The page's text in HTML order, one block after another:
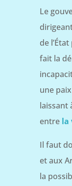
Le
de
fait la
une
laissant
entre la
Il faut
et aux
la